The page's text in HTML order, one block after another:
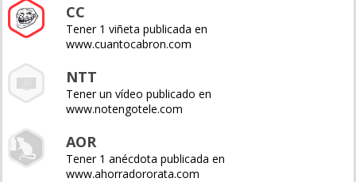
CC
Tener 1 viñeta publicada en
www.cuantocabron.com
NTT
Tener un vídeo publicado en
www.notengotele.com
AOR
Tener 1 anécdota publicada en
www.ahorradororata.com